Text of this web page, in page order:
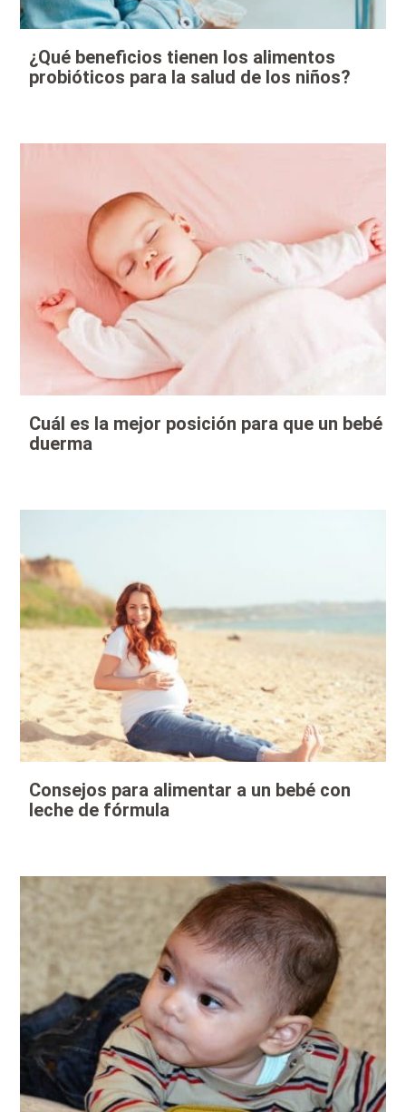
¿Qué beneficios tienen los alimentos
probióticos para la salud de los niños?
Cuál es la mejor posición para que un bebé
duerma
Consejos para alimentar a un bebé con
leche de fórmula